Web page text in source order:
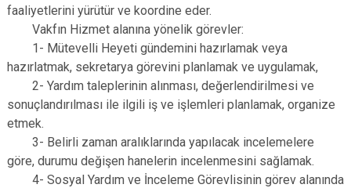
faaliyetlerini yürütür ve koordine eder.
Vakfın Hizmet alanına yönelik görevler:
1- Mütevelli Heyeti gündemini hazırlamak veya
hazırlatmak, sekretarya görevini planlamak ve uygulamak,
2- Yardım taleplerinin alınması, değerlendirilmesi ve
sonuçlandırılması ile ilgili iş ve işlemleri planlamak, organize
etmek.
3- Belirli zaman aralıklarında yapılacak incelemelere
göre, durumu değişen hanelerin incelenmesini sağlamak.
4- Sosyal Yardım ve İnceleme Görevlisinin görev alanında